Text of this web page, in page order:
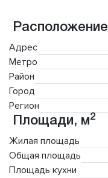
Расположение
Адрес
Метро
Район
Город
Регион
Площади, м2
Жилая площадь
Общая площадь
Площадь кухни